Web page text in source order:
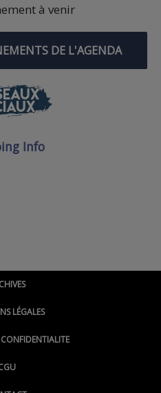
à venir
DE L'AGENDA
Info
LÉGALES